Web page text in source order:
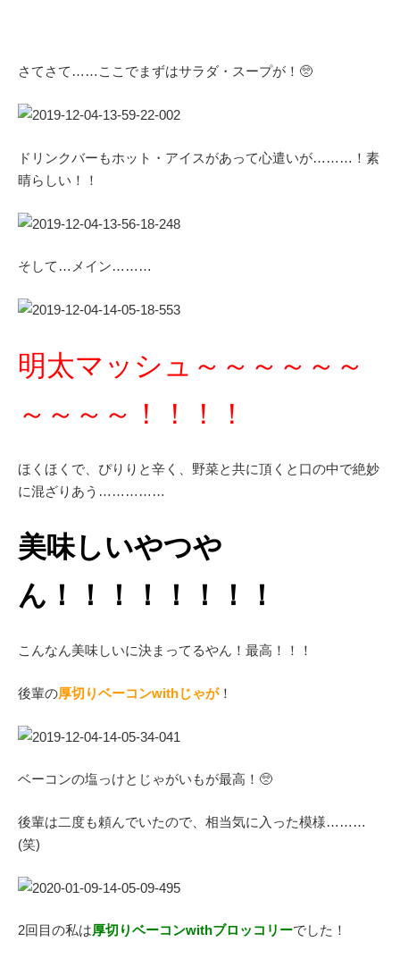
さてさて……ここでまずはサラダ・スープが！🥺
ドリンクバーもホット・アイスがあって心遣いが………！素
晴らしい！！
そして…メイン………
明太マッシュ～～～～～～
～～～～！！！！
ほくほくで、ぴりりと辛く、野菜と共に頂くと口の中で絶妙
に混ざりあう……………
美味しいやつや
ん！！！！！！！！
こんなん美味しいに決まってるやん！最高！！！
後輩の厚切りベーコンwithじゃが！
ベーコンの塩っけとじゃがいもが最高！🥺
後輩は二度も頼んでいたので、相当気に入った模様………
(笑)
2回目の私は厚切りベーコンwithブロッコリーでした！